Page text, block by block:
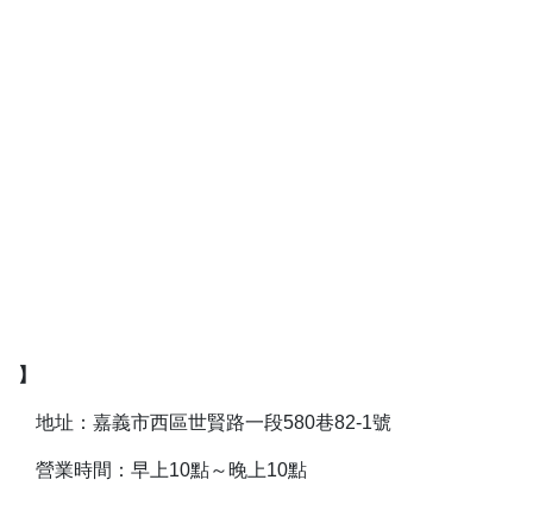
】
地址：嘉義市西區世賢路一段580巷82-1號
營業時間：早上10點～晚上10點